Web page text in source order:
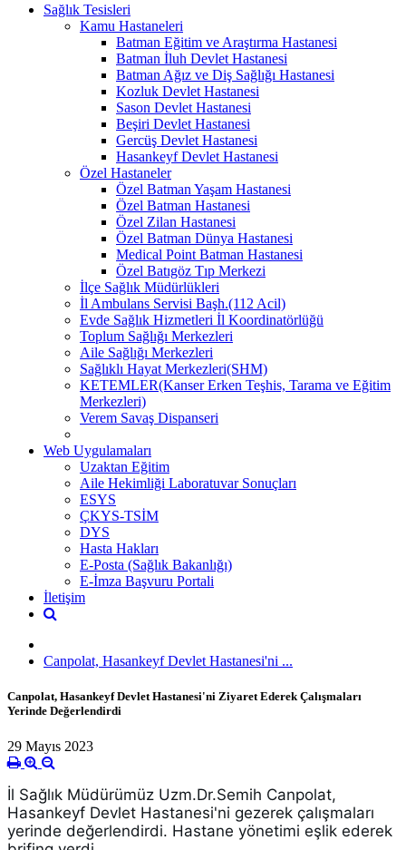
Sağlık Tesisleri
Kamu Hastaneleri
Batman Eğitim ve Araştırma Hastanesi
Batman İluh Devlet Hastanesi
Batman Ağız ve Diş Sağlığı Hastanesi
Kozluk Devlet Hastanesi
Sason Devlet Hastanesi
Beşiri Devlet Hastanesi
Gercüş Devlet Hastanesi
Hasankeyf Devlet Hastanesi
Özel Hastaneler
Özel Batman Yaşam Hastanesi
Özel Batman Hastanesi
Özel Zilan Hastanesi
Özel Batman Dünya Hastanesi
Medical Point Batman Hastanesi
Özel Batıgöz Tıp Merkezi
İlçe Sağlık Müdürlükleri
İl Ambulans Servisi Başh.(112 Acil)
Evde Sağlık Hizmetleri İl Koordinatörlüğü
Toplum Sağlığı Merkezleri
Aile Sağlığı Merkezleri
Sağlıklı Hayat Merkezleri(SHM)
KETEMLER(Kanser Erken Teşhis, Tarama ve Eğitim
Merkezleri)
Verem Savaş Dispanseri
Web Uygulamaları
Uzaktan Eğitim
Aile Hekimliği Laboratuvar Sonuçları
ESYS
ÇKYS-TSİM
DYS
Hasta Hakları
E-Posta (Sağlık Bakanlığı)
E-İmza Başvuru Portali
İletişim
Canpolat, Hasankeyf Devlet Hastanesi'ni ...
Canpolat, Hasankeyf Devlet Hastanesi'ni Ziyaret Ederek Çalışmaları
Yerinde Değerlendirdi
29 Mayıs 2023
İl Sağlık Müdürümüz Uzm.Dr.Semih Canpolat,
Hasankeyf Devlet Hastanesi'ni gezerek çalışmaları
yerinde değerlendirdi. Hastane yönetimi eşlik ederek